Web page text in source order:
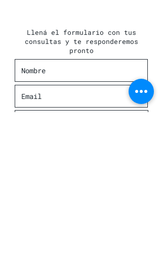
Llená el formulario con tus
consultas y te responderemos
pronto